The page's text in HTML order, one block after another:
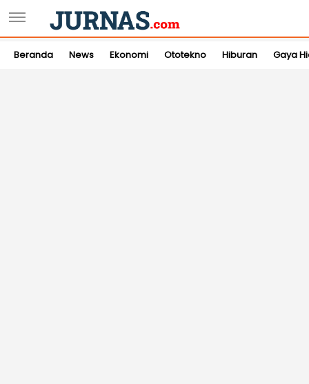
Beranda News Ekonomi Ototekno Hiburan Gaya